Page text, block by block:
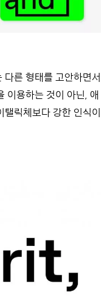
다른 형태를 고안하면서
이용하는 것이 아닌, 애
탤릭체보다 강한 인식이